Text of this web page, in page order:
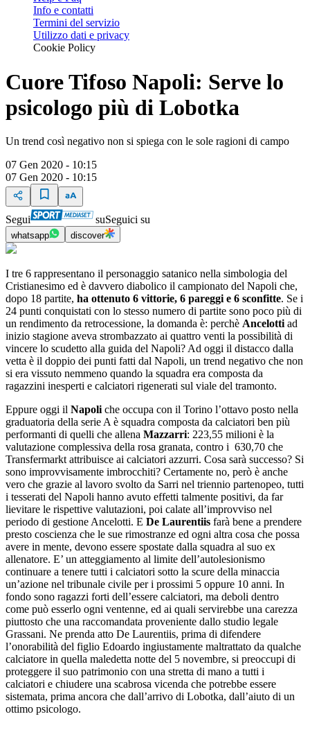
Info e contatti
Termini del servizio
Utilizzo dati e privacy
Cookie Policy
Cuore Tifoso Napoli: Serve lo
psicologo più di Lobotka
Un trend così negativo non si spiega con le sole ragioni di campo
07 Gen 2020 - 10:15
07 Gen 2020 - 10:15
Segui suSeguici su
whatsapp discover
I tre 6 rappresentano il personaggio satanico nella simbologia del
Cristianesimo ed è davvero diabolico il campionato del Napoli che,
dopo 18 partite, ha ottenuto 6 vittorie, 6 pareggi e 6 sconfitte. Se i
24 punti conquistati con lo stesso numero di partite sono poco più di
un rendimento da retrocessione, la domanda è: perchè Ancelotti ad
inizio stagione aveva strombazzato ai quattro venti la possibilità di
vincere lo scudetto alla guida del Napoli? Ad oggi il distacco dalla
vetta è il doppio dei punti fatti dal Napoli, un trend negativo che non
si era vissuto nemmeno quando la squadra era composta da
ragazzini inesperti e calciatori rigenerati sul viale del tramonto.
Eppure oggi il Napoli che occupa con il Torino l’ottavo posto nella
graduatoria della serie A è squadra composta da calciatori ben più
performanti di quelli che allena Mazzarri: 223,55 milioni è la
valutazione complessiva della rosa granata, contro i 630,70 che
Transfermarkt attribuisce ai calciatori azzurri. Cosa sarà successo? Si
sono improvvisamente imbrocchiti? Certamente no, però è anche
vero che grazie al lavoro svolto da Sarri nel triennio partenopeo, tutti
i tesserati del Napoli hanno avuto effetti talmente positivi, da far
lievitare le rispettive valutazioni, poi calate all’improvviso nel
periodo di gestione Ancelotti. E De Laurentiis farà bene a prendere
presto coscienza che le sue rimostranze ed ogni altra cosa che possa
avere in mente, devono essere spostate dalla squadra al suo ex
allenatore. E’ un atteggiamento al limite dell’autolesionismo
continuare a tenere tutti i calciatori sotto la scure della minaccia
un’azione nel tribunale civile per i prossimi 5 oppure 10 anni. In
fondo sono ragazzi forti dell’essere calciatori, ma deboli dentro
come può esserlo ogni ventenne, ed ai quali servirebbe una carezza
piuttosto che una raccomandata proveniente dallo studio legale
Grassani. Ne prenda atto De Laurentiis, prima di difendere
l’onorabilità del figlio Edoardo ingiustamente maltrattato da qualche
calciatore in quella maledetta notte del 5 novembre, si preoccupi di
proteggere il suo patrimonio con una stretta di mano a tutti i
calciatori e chiudere una scabrosa vicenda che potrebbe essere
sistemata, prima ancora che dall’arrivo di Lobotka, dall’aiuto di un
ottimo psicologo.